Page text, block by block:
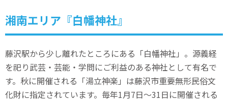
湘南エリア『白幡神社』
藤沢駅から少し離れたところにある「白幡神社」。源義経
を祀り武芸・芸能・学問にご利益のある神社として有名で
す。秋に開催される「湯立神楽」は藤沢市重要無形民俗文
化財に指定されています。毎年1月7日～31日に開催される